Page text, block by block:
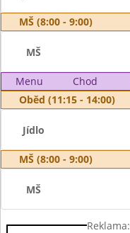
MŠ (8:00 - 9:00)
MŠ
Menu Chod
Oběd (11:15 - 14:00)
Jídlo
MŠ (8:00 - 9:00)
MŠ
Reklama: